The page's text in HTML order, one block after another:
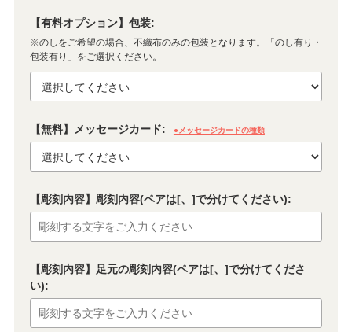
【有料オプション】包装:
※のしをご希望の場合、不織布のみの包装となります。「のし有り・
包装有り」をご選択ください。
【無料】メッセージカード: ●メッセージカードの種類
【彫刻内容】彫刻内容(ペアは[、]で分けてください):
【彫刻内容】足元の彫刻内容(ペアは[、]で分けてくださ
い):